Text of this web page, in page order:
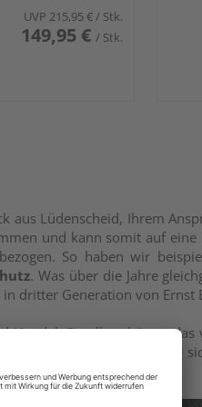
aus Lüdenscheid, Ihrem
und kann somit auf
So haben wir
. Was über die Jahre
dritter Generation von Ernst
Sie alle schätzen
Informieren Sie